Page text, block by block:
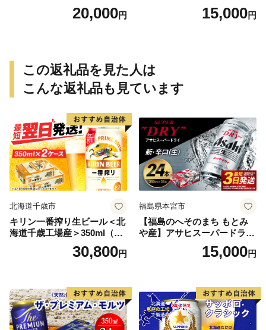
≪みやこんじょ特急便≫_AC
20,000円
特急便≫_MJ-077115,000円
この返礼品を見た人は
こんな返礼品も見ています
北海道千歳市
キリン一番搾り生ビール＜北
海道千歳工場産＞350ml（24
30,800円
福島県本宮市
【福島のへそのまち もとみ
や産】アサヒスーパードライ
350ml×24本 合計8.4L 1ケー
ス アルコール度数5% 缶ビー
口 送料無料 カメイ 本宮市
【07214-0206】
15,000円